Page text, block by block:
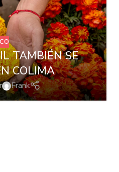
TAMBIÉN SE
COLIMA
Frank